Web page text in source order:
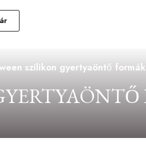
szilikon gyertyaöntő formák